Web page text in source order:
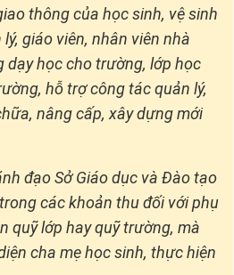
thông của học sinh, vệ sinh
giáo viên, nhân viên nhà
dạy học cho trường, lớp học
hỗ trợ công tác quản lý,
nâng cấp, xây dựng mới
đạo Sở Giáo dục và Đào tạo
các khoản thu đối với phụ
quỹ lớp hay quỹ trường, mà
cha mẹ học sinh, thực hiện